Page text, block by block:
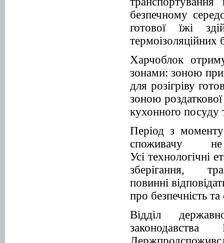
безпечному
готової їжі
термоізоляційних
Харчоблок
зонами: зоною
для розігріву
зоною
кухонного посуду
Період з
споживачу
Усі технологічні
зберігання,
повинні
про безпечність
Відділ
законодавства